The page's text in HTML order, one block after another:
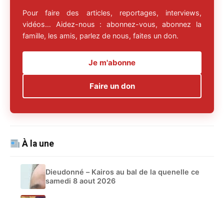
Pour faire des articles, reportages, interviews,
vidéos… Aidez-nous : abonnez-vous, abonnez la
famille, les amis, parlez de nous, faites un don.
Je m'abonne
Faire un don
À la une
Dieudonné – Kairos au bal de la quenelle ce
samedi 8 aout 2026